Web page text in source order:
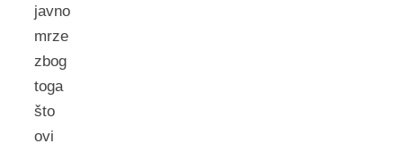
javno
mrze
zbog
toga
što
ovi